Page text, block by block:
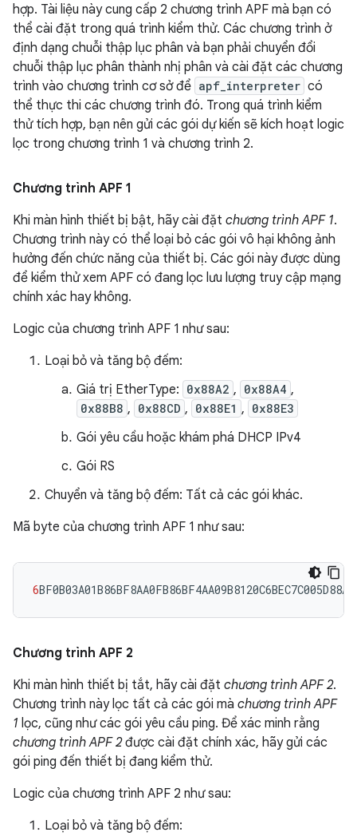
hợp. Tài liệu này cung cấp 2 chương trình APF mà bạn có
thể cài đặt trong quá trình kiểm thử. Các chương trình ở
định dạng chuỗi thập lục phân và bạn phải chuyển đổi
chuỗi thập lục phân thành nhị phân và cài đặt các chương
trình vào chương trình cơ sở để apf_interpreter có
thể thực thi các chương trình đó. Trong quá trình kiểm
thử tích hợp, bạn nên gửi các gói dự kiến sẽ kích hoạt logic
lọc trong chương trình 1 và chương trình 2.
Chương trình APF 1
Khi màn hình thiết bị bật, hãy cài đặt chương trình APF 1.
Chương trình này có thể loại bỏ các gói vô hại không ảnh
hưởng đến chức năng của thiết bị. Các gói này được dùng
để kiểm thử xem APF có đang lọc lưu lượng truy cập mạng
chính xác hay không.
Logic của chương trình APF 1 như sau:
Loại bỏ và tăng bộ đếm:
Giá trị EtherType: 0x88A2 , 0x88A4 ,
0x88B8 , 0x88CD , 0x88E1 , 0x88E3
Gói yêu cầu hoặc khám phá DHCP IPv4
Gói RS
Chuyển và tăng bộ đếm: Tất cả các gói khác.
Mã byte của chương trình APF 1 như sau:
6
Chương trình APF 2
Khi màn hình thiết bị tắt, hãy cài đặt chương trình APF 2.
Chương trình này lọc tất cả các gói mà chương trình APF
1 lọc, cũng như các gói yêu cầu ping. Để xác minh rằng
chương trình APF 2được cài đặt chính xác, hãy gửi các
gói ping đến thiết bị đang kiểm thử.
Logic của chương trình APF 2 như sau:
Loại bỏ và tăng bộ đếm: